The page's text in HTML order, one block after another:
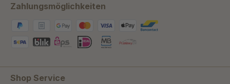
Zahlungsmöglichkeiten
Shop Service